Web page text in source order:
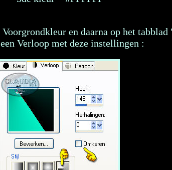
en daarna op het tabblad
Verloop met deze instellingen :